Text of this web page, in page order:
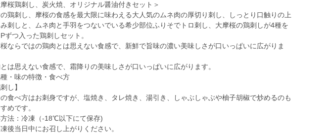
摩桜鶏刺し、炭火焼、オリジナル醤油付きセット＞
鶏刺し、摩桜の食感を最大限に味わえる大人気のムネ肉の厚切り刺し、しっとり口触りの上
刺しと、ムネ肉と手羽をつないでいる希少部位ふりそでトロ刺し、大摩桜の鶏刺しが4種を
ずつ入った鶏刺しセット。
ならではの鶏肉とは思えない食感で、新鮮で旨味の濃い美味しさが口いっぱいに広がりま
は思えない食感で、霜降りの美味しさが口いっぱいに広がります。
・味の特徴・食べ方
し】
食べ方はお刺身ですが、塩焼き、タレ焼き、湯引き、しゃぶしゃぶや柚子胡椒で炒めるのも
めです。
法：冷凍（-18℃以下にて保存)
後当日中にお召し上がりください。